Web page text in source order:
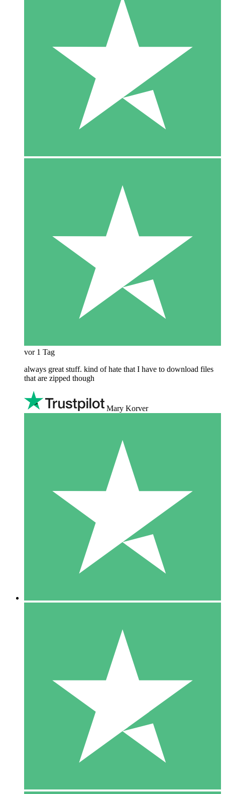
vor 1 Tag
always great stuff. kind of hate that I have to download files
that are zipped though
Mary Korver